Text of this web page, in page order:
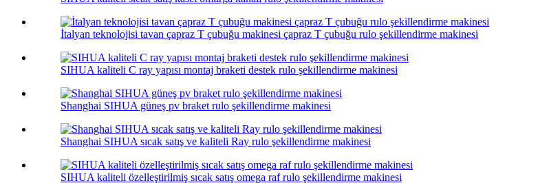
İtalyan teknolojisi tavan çapraz T çubuğu makinesi çapraz T çubuğu rulo şekillendirme makinesi
SIHUA kaliteli C ray yapısı montaj braketi destek rulo şekillendirme makinesi
Shanghai SIHUA güneş pv braket rulo şekillendirme makinesi
Shanghai SIHUA sıcak satış ve kaliteli Ray rulo şekillendirme makinesi
SIHUA kaliteli özelleştirilmiş sıcak satış omega raf rulo şekillendirme makinesi